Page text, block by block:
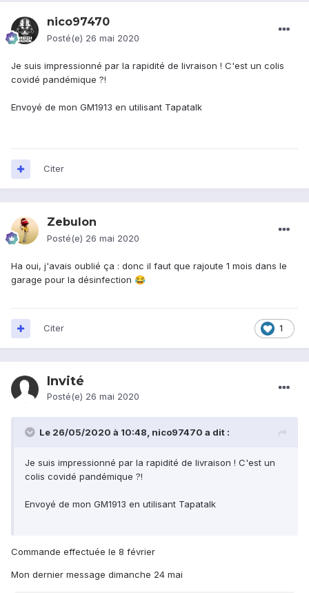
nico97470
Posté(e) 26 mai 2020
Je suis impressionné par la rapidité de livraison ! C'est un colis
covidé pandémique ?!
Envoyé de mon GM1913 en utilisant Tapatalk
Citer
Zebulon
Posté(e) 26 mai 2020
Ha oui, j'avais oublié ça : donc il faut que rajoute 1 mois dans le
garage pour la désinfection 😂
1
Citer
Invité
Posté(e) 26 mai 2020
Le 26/05/2020 à 10:48, nico97470 a dit :
Je suis impressionné par la rapidité de livraison ! C'est un
colis covidé pandémique ?!
Envoyé de mon GM1913 en utilisant Tapatalk
Commande effectuée le 8 février
Mon dernier message dimanche 24 mai